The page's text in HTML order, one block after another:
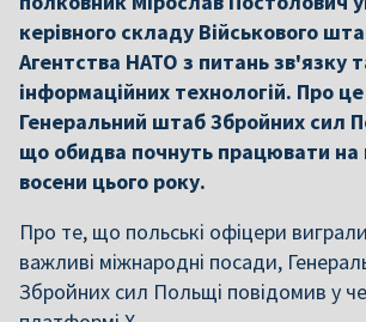
керівного складу Військового
Агентства НАТО з питань зв'язку
інформаційних технологій. Про
Генеральний штаб Збройних сил
що обидва почнуть працювати на
восени цього року.
Про те, що польські офіцери
важливі міжнародні посади,
Збройних сил Польщі повідомив у